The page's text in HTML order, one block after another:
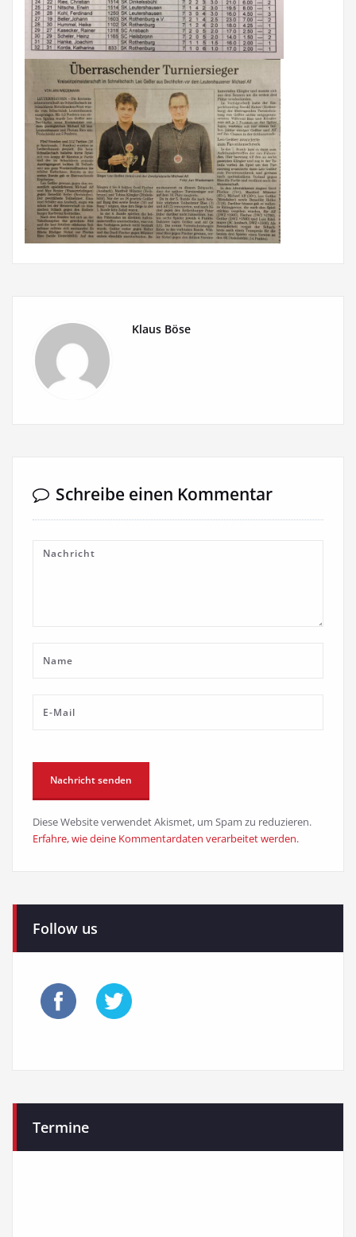
Klaus Böse
Schreibe einen Kommentar
Diese Website verwendet Akismet, um Spam zu reduzieren.
Erfahre, wie deine Kommentardaten verarbeitet werden.
Follow us
Termine